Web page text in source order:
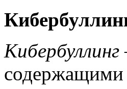
Кибербуллинг
содержащими